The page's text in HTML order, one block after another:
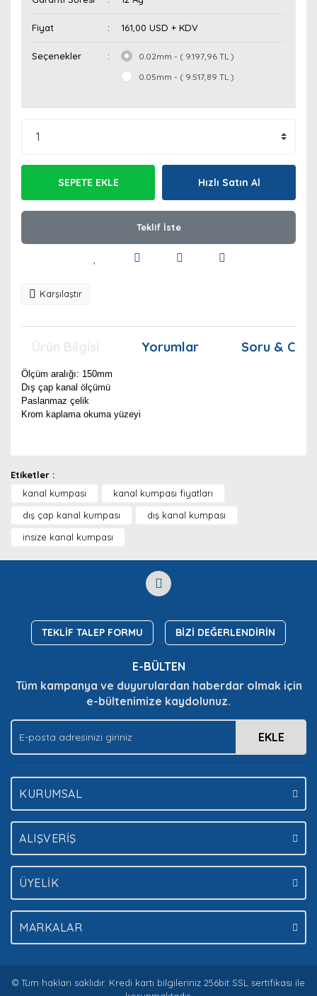
Fiyat 161,00 USD + KDV
Seçenekler
0.02mm - ( 9.197,96 TL )
0.05mm - ( 9.517,89 TL )
SEPETE EKLE Hızlı Satın Al
Teklif İste
Karşılaştır
Yorumlar Soru &
Ölçüm aralığı: 150mm
Dış çap kanal ölçümü
Paslanmaz çelik
Krom kaplama okuma yüzeyi
Yorum Yaz
Soru Sor
formunu kullanarak tarafımıza iletebilirsiniz.
Görüş ve önerileriniz için teşekkür ederiz.
Ürün fiyatı diğer sitelerden daha pahalı.
Gönder
Etiketler :
kanal kumpası
kanal kumpası fiyatları
dış çap kanal kumpası
dış kanal kumpası
insize kanal kumpası
TEKLİF TALEP FORMU BİZİ DEĞERLENDİRİN
E-BÜLTEN
Tüm kampanya ve duyurulardan haberdar olmak için
e-bültenimize kaydolunuz.
EKLE
KURUMSAL
ALIŞVERİŞ
ÜYELİK
MARKALAR
© Tüm hakları saklıdır. Kredi kartı bilgileriniz 256bit SSL sertifikası ile